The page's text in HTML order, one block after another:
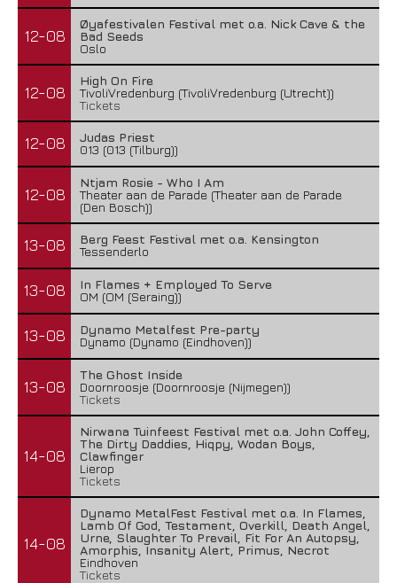
12-08
Øyafestivalen Festival met o.a. Nick Cave & the
Bad Seeds
Oslo
12-08
High On Fire
TivoliVredenburg (TivoliVredenburg (Utrecht))
Tickets
12-08
Judas Priest
013 (013 (Tilburg))
12-08
Ntjam Rosie - Who I Am
Theater aan de Parade (Theater aan de Parade
(Den Bosch))
13-08
Berg Feest Festival met o.a. Kensington
Tessenderlo
13-08
In Flames + Employed To Serve
OM (OM (Seraing))
13-08
Dynamo Metalfest Pre-party
Dynamo (Dynamo (Eindhoven))
13-08
The Ghost Inside
Doornroosje (Doornroosje (Nijmegen))
Tickets
14-08
Nirwana Tuinfeest Festival met o.a. John Coffey,
The Dirty Daddies, Hiqpy, Wodan Boys,
Clawfinger
Lierop
Tickets
14-08
Dynamo MetalFest Festival met o.a. In Flames,
Lamb Of God, Testament, Overkill, Death Angel,
Urne, Slaughter To Prevail, Fit For An Autopsy,
Amorphis, Insanity Alert, Primus, Necrot
Eindhoven
Tickets